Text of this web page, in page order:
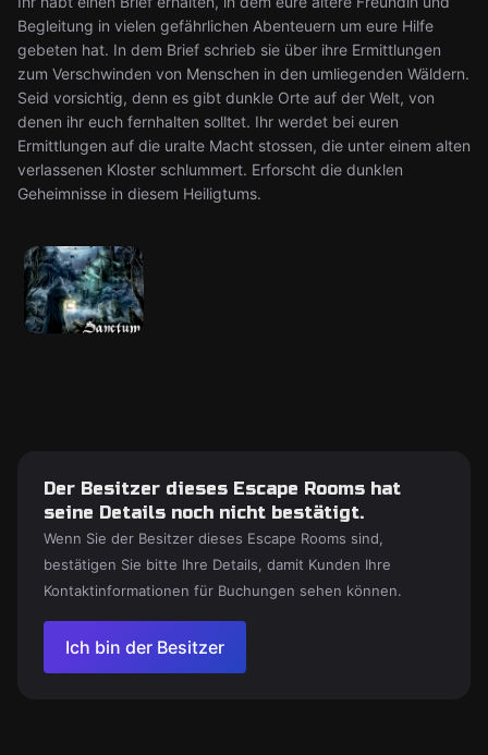
Begleitung in vielen gefährlichen Abenteuern um eure Hilfe
gebeten hat. In dem Brief schrieb sie über ihre Ermittlungen
zum Verschwinden von Menschen in den umliegenden Wäldern.
Seid vorsichtig, denn es gibt dunkle Orte auf der Welt, von
denen ihr euch fernhalten solltet. Ihr werdet bei euren
Ermittlungen auf die uralte Macht stossen, die unter einem alten
verlassenen Kloster schlummert. Erforscht die dunklen
Geheimnisse in diesem Heiligtums.
Der Besitzer dieses Escape Rooms hat
seine Details noch nicht bestätigt.
Wenn Sie der Besitzer dieses Escape Rooms sind,
bestätigen Sie bitte Ihre Details, damit Kunden Ihre
Kontaktinformationen für Buchungen sehen können.
Ich bin der Besitzer